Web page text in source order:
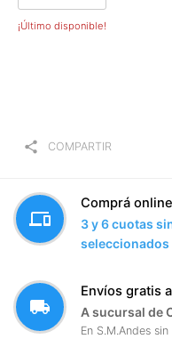
¡Último disponible!
share COMPARTIR
devices
Comprá
3 y 6 cuotas
seleccionados
local_shipping
Envíos gratis
A sucursal de
En S.M.Andes